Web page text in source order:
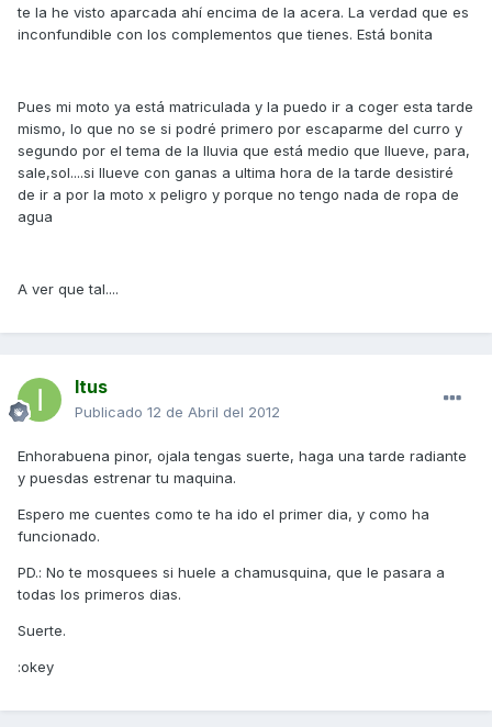
te la he visto aparcada ahí encima de la acera. La verdad que es
inconfundible con los complementos que tienes. Está bonita
Pues mi moto ya está matriculada y la puedo ir a coger esta tarde
mismo, lo que no se si podré primero por escaparme del curro y
segundo por el tema de la lluvia que está medio que llueve, para,
sale,sol....si llueve con ganas a ultima hora de la tarde desistiré
de ir a por la moto x peligro y porque no tengo nada de ropa de
agua
A ver que tal....
Itus
Publicado 12 de Abril del 2012
Enhorabuena pinor, ojala tengas suerte, haga una tarde radiante
y puesdas estrenar tu maquina.
Espero me cuentes como te ha ido el primer dia, y como ha
funcionado.
PD.: No te mosquees si huele a chamusquina, que le pasara a
todas los primeros dias.
Suerte.
:okey